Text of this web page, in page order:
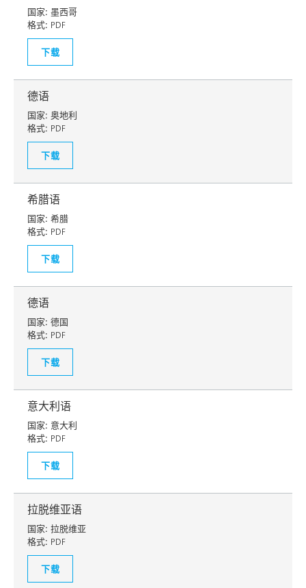
国家: 墨西哥
格式: PDF
下载
德语
国家: 奥地利
格式: PDF
下载
希腊语
国家: 希腊
格式: PDF
下载
德语
国家: 德国
格式: PDF
下载
意大利语
国家: 意大利
格式: PDF
下载
拉脱维亚语
国家: 拉脱维亚
格式: PDF
下载